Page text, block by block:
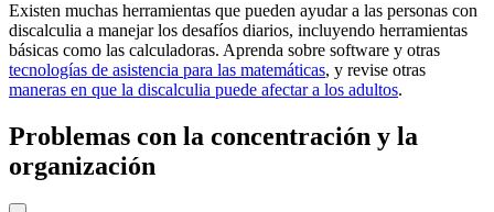
Existen muchas herramientas que pueden ayudar a las personas con
discalculia a manejar los desafíos diarios, incluyendo herramientas
básicas como las calculadoras. Aprenda sobre software y otras
tecnologías de asistencia para las matemáticas, y revise otras
maneras en que la discalculia puede afectar a los adultos.
Problemas con la concentración y la
organización